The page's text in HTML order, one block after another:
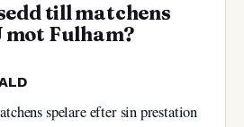
till matchens
mot Fulham?
spelare efter sin prestation